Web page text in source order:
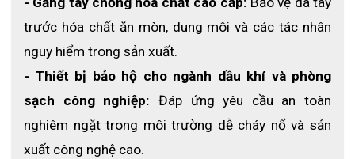
trước hóa chất ăn mòn, dung môi và các tác nhân
nguy hiểm trong sản xuất.
- Thiết bị bảo hộ cho ngành dầu khí và phòng
sạch công nghiệp: Đáp ứng yêu cầu an toàn
nghiêm ngặt trong môi trường dễ cháy nổ và sản
xuất công nghệ cao.